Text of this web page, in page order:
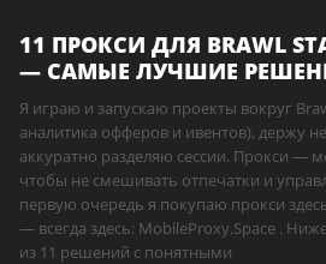
11 ПРОКСИ ДЛЯ BRAWL
— САМЫЕ ЛУЧШИЕ
Я играю и запускаю проекты вокруг
аналитика офферов и ивентов), держу
аккуратно разделяю сессии. Прокси —
чтобы не смешивать отпечатки и
первую очередь я покупаю прокси
— всегда здесь: MobileProxy.Space .
из 11 решений с понятными